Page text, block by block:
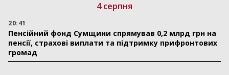
4 серпня
20:41
Пенсійний фонд Сумщини спрямував 0,2 млрд грн на
пенсії, страхові виплати та підтримку прифронтових
громад